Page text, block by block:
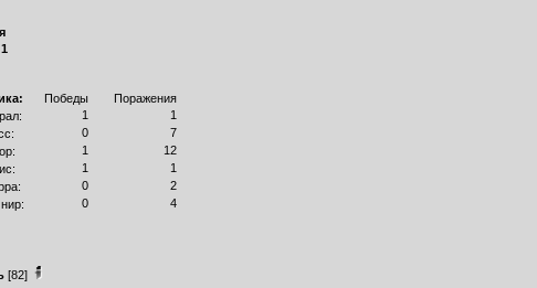
1
Победы
Поражения
1
1
0
7
1
12
1
1
0
2
0 4
[82]